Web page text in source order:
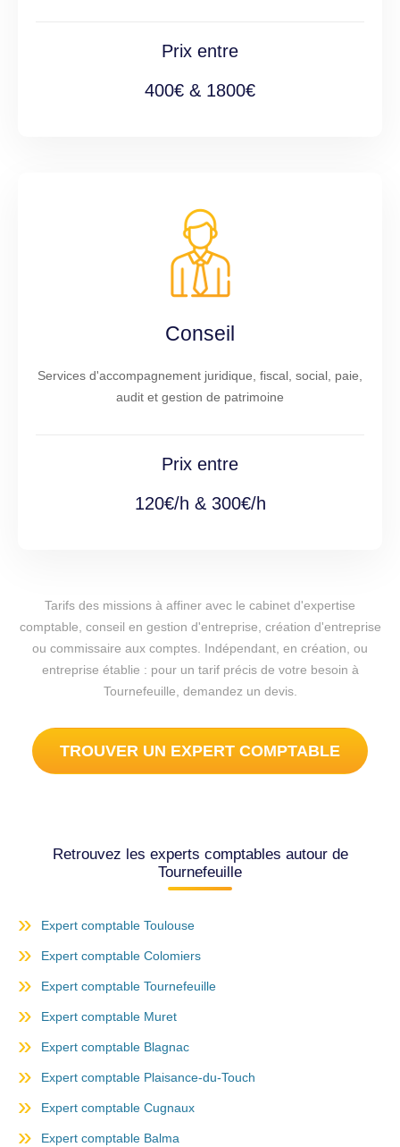
Prix entre
400€ & 1800€
Conseil
Services d'accompagnement juridique, fiscal, social, paie,
audit et gestion de patrimoine
Prix entre
120€/h & 300€/h
Tarifs des missions à affiner avec le cabinet d'expertise
comptable, conseil en gestion d'entreprise, création d'entreprise
ou commissaire aux comptes. Indépendant, en création, ou
entreprise établie : pour un tarif précis de votre besoin à
Tournefeuille, demandez un devis.
TROUVER UN EXPERT COMPTABLE
Retrouvez les experts comptables autour de
Tournefeuille
Expert comptable Toulouse
Expert comptable Colomiers
Expert comptable Tournefeuille
Expert comptable Muret
Expert comptable Blagnac
Expert comptable Plaisance-du-Touch
Expert comptable Cugnaux
Expert comptable Balma